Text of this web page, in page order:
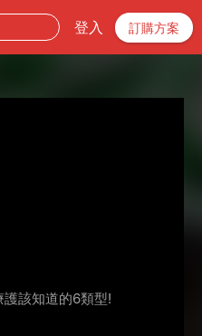
登入 訂購方案
該知道的6類型!